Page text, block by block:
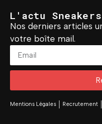
L'actu Sneakers
Nos derniers articles
votre boîte mail.
Mentions Légales Recrutement